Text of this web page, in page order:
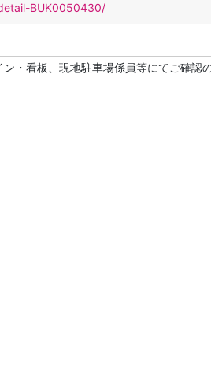
BUK0050430/
・看板、現地駐車場係員等にてご確認